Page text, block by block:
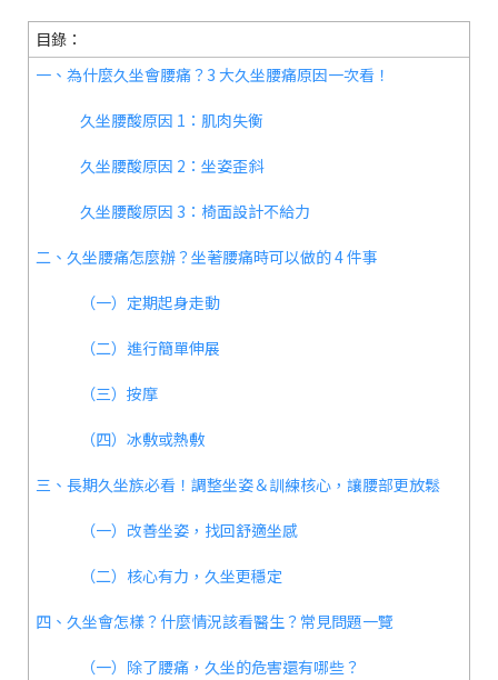
目錄：
一、為什麼久坐會腰痛？3 大久坐腰痛原因一次看！
久坐腰酸原因 1：肌肉失衡
久坐腰酸原因 2：坐姿歪斜
久坐腰酸原因 3：椅面設計不給力
二、久坐腰痛怎麼辦？坐著腰痛時可以做的 4 件事
（一）定期起身走動
（二）進行簡單伸展
（三）按摩
（四）冰敷或熱敷
三、長期久坐族必看！調整坐姿＆訓練核心，讓腰部更放鬆
（一）改善坐姿，找回舒適坐感
（二）核心有力，久坐更穩定
四、久坐會怎樣？什麼情況該看醫生？常見問題一覽
（一）除了腰痛，久坐的危害還有哪些？